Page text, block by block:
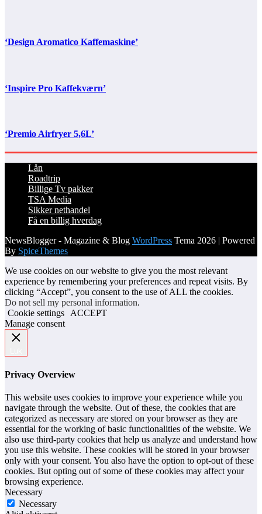
‘Design Aromatico Kaffemaskine’
‘Inspire Pro Kaffekværn’
‘Premio Airfryer 5,6L’
Lån
Roadtrip
Billige Tv pakker
TSA Media
Sikker nethandel
Få en billig hverdag
NewsBlogger - Magazine & Blog WordPress Tema 2026 | Powered
By SpiceThemes
We use cookies on our website to give you the most relevant
experience by remembering your preferences and repeat visits. By
clicking “Accept”, you consent to the use of ALL the cookies.
Do not sell my personal information.
Cookie settings
ACCEPT
Manage consent
Privacy Overview
This website uses cookies to improve your experience while you
navigate through the website. Out of these, the cookies that are
categorized as necessary are stored on your browser as they are
essential for the working of basic functionalities of the website. We
also use third-party cookies that help us analyze and understand how
you use this website. These cookies will be stored in your browser
only with your consent. You also have the option to opt-out of these
cookies. But opting out of some of these cookies may affect your
browsing experience.
Necessary
Necessary